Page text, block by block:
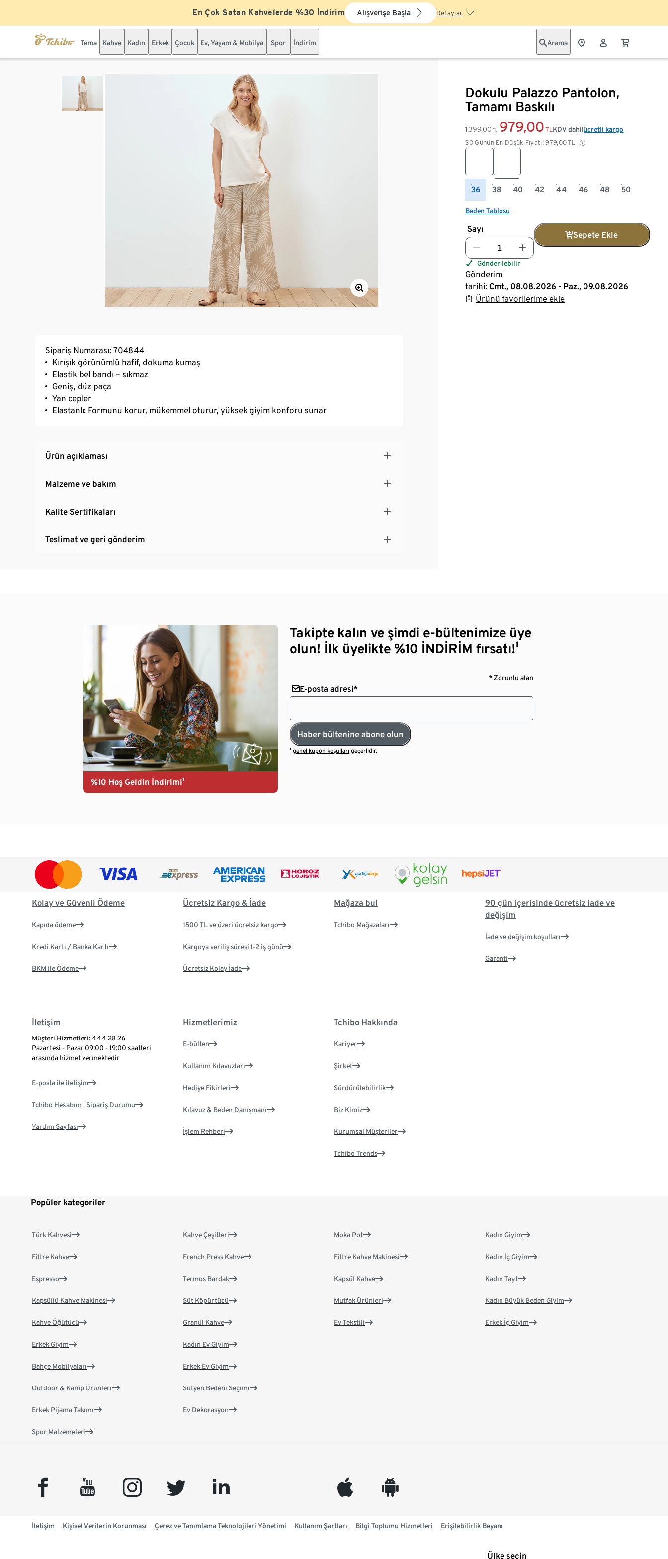
En Çok Satan Kahvelerde %30 İndirim Alışverişe Başla Detaylar
Tema Kahve Kadın Erkek Çocuk Ev, Yaşam & Mobilya Spor İndirim Arama
Dokulu Palazzo Pantolon,
Tamamı Baskılı
1.399,00 TL 979,00 TL
30 Günün En Düşük Fiyatı: 979,00TL
KDV dahilücretli kargo
36 38 40 42 44 46 48 50
Beden Tablosu
Sayı
Sepete Ekle
Gönderilebilir
Gönderim
tarihi: Cmt., 08.08.2026 - Paz., 09.08.2026
Ürünü favorilerime ekle
Sipariş Numarası: 704844
Kırışık görünümlü hafif, dokuma kumaş
Elastik bel bandı – sıkmaz
Geniş, düz paça
Yan cepler
Elastanlı: Formunu korur, mükemmel oturur, yüksek giyim konforu sunar
Ürün açıklaması
Malzeme ve bakım
Kalite Sertifikaları
Teslimat ve geri gönderim
%10 Hoş Geldin İndirimi¹
Takipte kalın ve şimdi e-bültenimize üye
olun! İlk üyelikte %10 İNDİRİM fırsatı!¹
* Zorunlu alan
E-posta adresi*
Haber bültenine abone olun
¹genel kupon koşulları geçerlidir.
Kolay ve Güvenli Ödeme
Kapıda ödeme
Kredi Kartı / Banka Kartı
BKM ile Ödeme
Ücretsiz Kargo & İade
1500 TL ve üzeri ücretsiz kargo
Kargoya veriliş süresi 1-2 iş günü
Ücretsiz Kolay İade
Mağaza bul
Tchibo Mağazaları
90 gün içerisinde ücretsiz iade ve
değişim
İade ve değişim koşulları
Garanti
İletişim
Müşteri Hizmetleri: 444 28 26
Pazartesi - Pazar 09:00 - 19:00 saatleri
arasında hizmet vermektedir
E-posta ile iletişim
Tchibo Hesabım | Sipariş Durumu
Yardım Sayfası
Hizmetlerimiz
E-bülten
Kullanım Kılavuzları
Hediye Fikirleri
Kılavuz & Beden Danışmanı
İşlem Rehberi
Tchibo Hakkında
Kariyer
Şirket
Sürdürülebilirlik
Biz Kimiz
Kurumsal Müşteriler
Tchibo Trends
Popüler kategoriler
Türk Kahvesi
Filtre Kahve
Espresso
Kapsüllü Kahve Makinesi
Kahve Öğütücü
Kahve Çeşitleri
French Press Kahve
Termos Bardak
Süt Köpürtücü
Granül Kahve
Moka Pot
Filtre Kahve Makinesi
Kapsül Kahve
Mutfak Ürünleri
Ev Tekstili
Kadın Giyim
Kadın İç Giyim
Kadın Tayt
Kadın Büyük Beden Giyim
Erkek İç Giyim
Erkek Giyim
Bahçe Mobilyaları
Outdoor & Kamp Ürünleri
Erkek Pijama Takımı
Spor Malzemeleri
Kadın Ev Giyim
Erkek Ev Giyim
Sütyen Bedeni Seçimi
Ev Dekorasyon
facebook youtube instagram twitter linkedin appleinc android
İletişim Kişisel Verilerin Korunması Çerez ve Tanımlama Teknolojileri Yönetimi Kullanım Şartları Bilgi Toplumu Hizmetleri Erişilebilirlik Beyanı
Ülke seçin